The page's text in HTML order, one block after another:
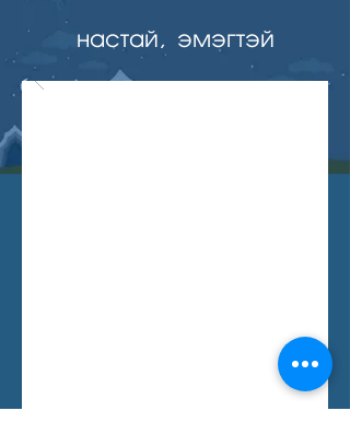
настай, эмэгтэй